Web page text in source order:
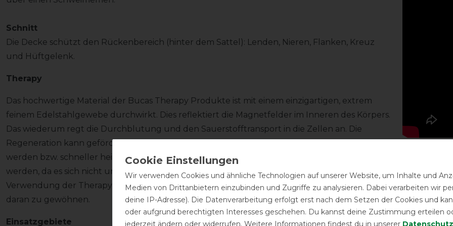
Schnitt
Die Decke schützt den Rückenbereich (hinter dem Sattel): Lenden, Nieren, Flanken, Kreuz
und Hüftgelenk.
Therapy
Das hochwertige Material der Bucas Therapy Produkte ist mit einem einzigartigen, extrem
feinem Edelstahlgewebe durchwirkt. Dies reflektiert die Magnetfelder im Inneren des Körpers.
Das wiederum regt die Durchblutung und den Sauerstofftransport in die Zellen an. Die
Regeneration kann gefördert werden. Schwellungen und Entzündungen können gelindert
werden bzw. schneller heilen. Die Produkte können, falls erforderlich dauerhaft angewandt
werden, da es sich nicht um magnetische Produkte handelt. Wir empfehlen jedoch, die
Verwendung der Therapy Produkte in der ersten Zeit zu überwachen und das Tier langsam
daran zu gewöhnen.
Einsatzgebiete
Wir verwenden Cookies und ähnliche Technologien auf unserer Website, um Inhalte und
Medien von Drittanbietern einzubinden und Zugriffe zu analysieren. Dabei verarbeiten wir
deine IP-Adresse). Die Datenverarbeitung erfolgt erst nach dem Setzen der Cookies und
oder aufgrund berechtigten Interesses geschehen. Du kannst deine Zustimmung erteilen
jederzeit ändern oder widerrufen. Weitere Informationen findest du in unserer